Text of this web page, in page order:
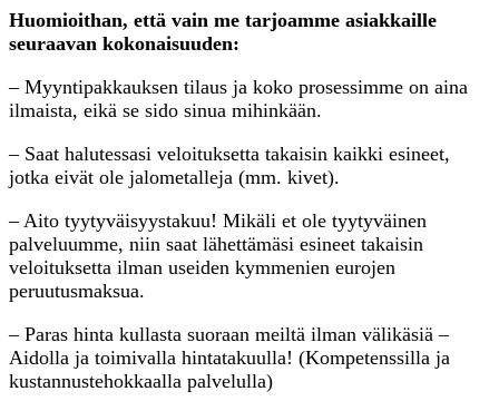
Huomioithan, että vain me tarjoamme asiakkaille
seuraavan kokonaisuuden:
– Myyntipakkauksen tilaus ja koko prosessimme on aina
ilmaista, eikä se sido sinua mihinkään.
– Saat halutessasi veloituksetta takaisin kaikki esineet,
jotka eivät ole jalometalleja (mm. kivet).
– Aito tyytyväisyystakuu! Mikäli et ole tyytyväinen
palveluumme, niin saat lähettämäsi esineet takaisin
veloituksetta ilman useiden kymmenien eurojen
peruutusmaksua.
– Paras hinta kullasta suoraan meiltä ilman välikäsiä –
Aidolla ja toimivalla hintatakuulla! (Kompetenssilla ja
kustannustehokkaalla palvelulla)